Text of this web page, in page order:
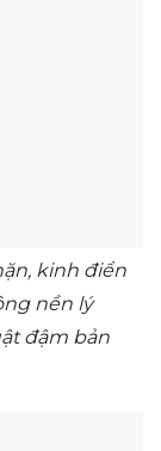
kinh điển
nền lý
đậm bản